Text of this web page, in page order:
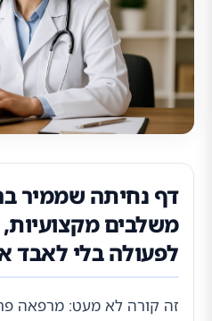
דף נחיתה שממיר
משלבים מקצועיות,
לפעולה בלי לאבד
זה קורה לא מעט: מרפאה